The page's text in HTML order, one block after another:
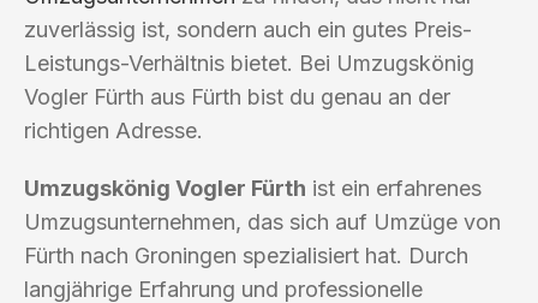
zuverlässig ist, sondern auch ein gutes Preis-
Leistungs-Verhältnis bietet. Bei Umzugskönig
Vogler Fürth aus Fürth bist du genau an der
richtigen Adresse.
Umzugskönig Vogler Fürth ist ein erfahrenes
Umzugsunternehmen, das sich auf Umzüge von
Fürth nach Groningen spezialisiert hat. Durch
langjährige Erfahrung und professionelle